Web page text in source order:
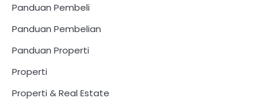
Panduan Pembeli
Panduan Pembelian
Panduan Properti
Properti
Properti & Real Estate